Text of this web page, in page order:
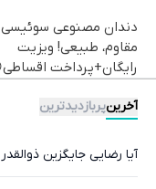
دندان مصنوعی
مقاوم، طبیعی! ویزیت
رایگان+پرداخت
آخرینپربازدیدترین
آیا رضایی جایگزین